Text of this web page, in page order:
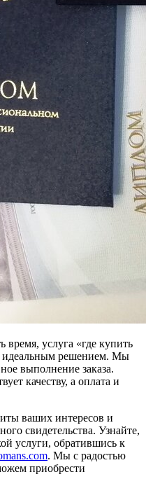
время, услуга «где купить
идеальным решением. Мы
выполнение заказа.
качеству, а оплата и
ваших интересов и
свидетельства. Узнайте,
услуги, обратившись к
. Мы с радостью
приобрести